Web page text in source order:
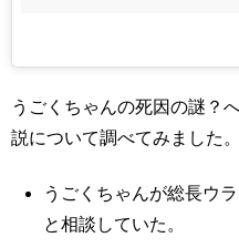
うごくちゃんの死因の謎？
説について調べてみました。
うごくちゃんが総長ウ
と相談していた。